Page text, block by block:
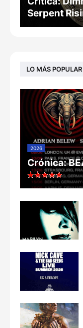
Serpent
LO MÁS POPULAR
2026
Crónica: